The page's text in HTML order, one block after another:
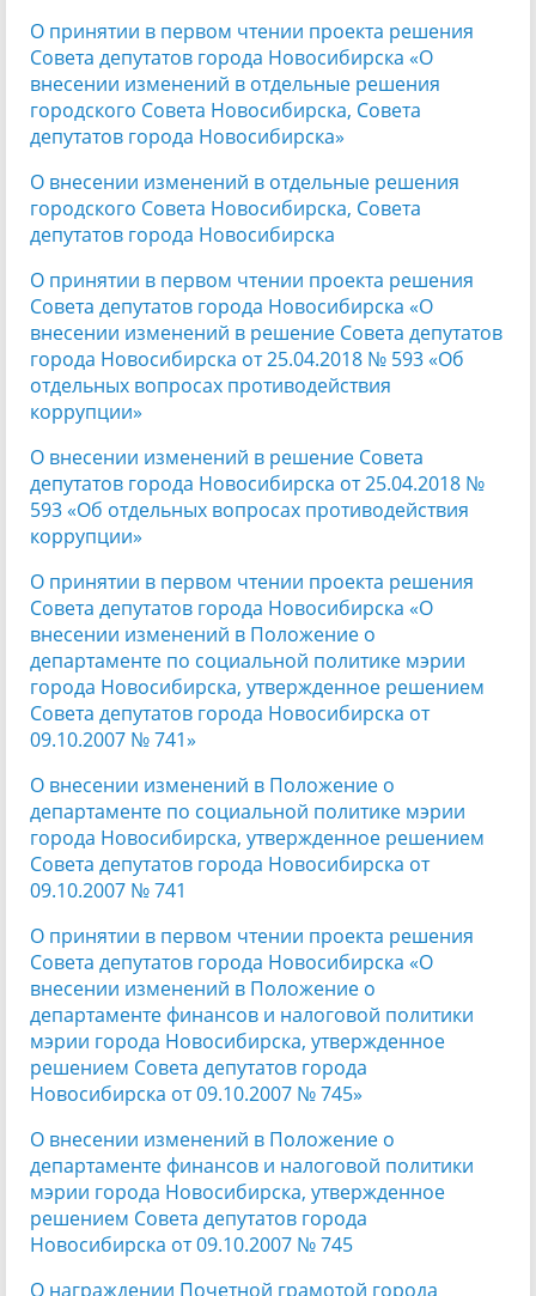
О принятии в первом чтении проекта решения
Совета депутатов города Новосибирска «О
внесении изменений в отдельные решения
городского Совета Новосибирска, Совета
депутатов города Новосибирска»
О внесении изменений в отдельные решения
городского Совета Новосибирска, Совета
депутатов города Новосибирска
О принятии в первом чтении проекта решения
Совета депутатов города Новосибирска «О
внесении изменений в решение Совета депутатов
города Новосибирска от 25.04.2018 № 593 «Об
отдельных вопросах противодействия
коррупции»
О внесении изменений в решение Совета
депутатов города Новосибирска от 25.04.2018 №
593 «Об отдельных вопросах противодействия
коррупции»
О принятии в первом чтении проекта решения
Совета депутатов города Новосибирска «О
внесении изменений в Положение о
департаменте по социальной политике мэрии
города Новосибирска, утвержденное решением
Совета депутатов города Новосибирска от
09.10.2007 № 741»
О внесении изменений в Положение о
департаменте по социальной политике мэрии
города Новосибирска, утвержденное решением
Совета депутатов города Новосибирска от
09.10.2007 № 741
О принятии в первом чтении проекта решения
Совета депутатов города Новосибирска «О
внесении изменений в Положение о
департаменте финансов и налоговой политики
мэрии города Новосибирска, утвержденное
решением Совета депутатов города
Новосибирска от 09.10.2007 № 745»
О внесении изменений в Положение о
департаменте финансов и налоговой политики
мэрии города Новосибирска, утвержденное
решением Совета депутатов города
Новосибирска от 09.10.2007 № 745
О награждении Почетной грамотой города